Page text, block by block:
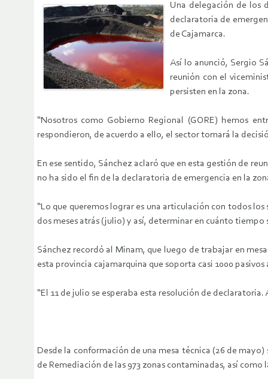
Una delegación de los
declaratoria de
de Cajamarca.
Así lo anunció, Sergio
reunión con el
persisten en la zona.
“Nosotros como Gobierno Regional (GORE) hemos
respondieron, de acuerdo a ello, el sector tomará la
En ese sentido, Sánchez aclaró que en esta gestión de
no ha sido el fin de la declaratoria de emergencia en la
“Lo que queremos lograr es una articulación con todos
dos meses atrás (julio) y así, determinar en cuánto
Sánchez recordó al Minam, que luego de trabajar en
esta provincia cajamarquina que soporta casi 1000
“El 11 de julio se esperaba esta resolución de
Desde la conformación de una mesa técnica (26 de
de Remediación de las 973 zonas contaminadas, así